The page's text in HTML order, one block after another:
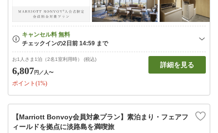
お1人さま1泊（2名1室利用時） (税込)
6,807円 ／人〜
ポイント(1%)
詳細を見る
【Marriott Bonvoy会員対象プラン】素泊まり・フェアフ
ィールドを拠点に淡路島を満喫旅